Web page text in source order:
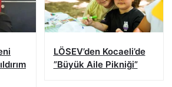
LÖSEV’den Kocaeli’de
”Büyük Aile Pikniği”